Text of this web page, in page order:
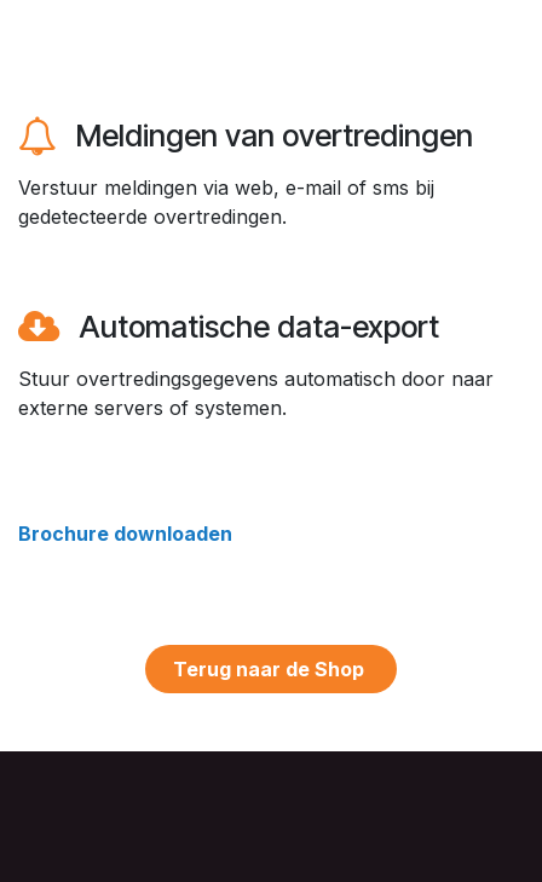
Meldingen van overtredingen ​
Verstuur meldingen via web, e-mail of sms bij
gedetecteerde overtredingen.​
Automatische data-export ​
Stuur overtredingsgegevens automatisch door naar
externe servers of systemen.
Brochure downloaden
Terug naar de Shop